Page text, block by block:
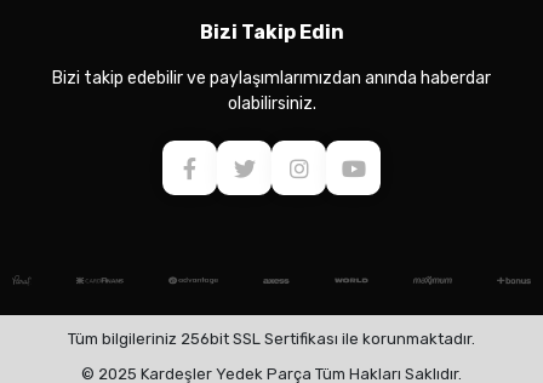
Bizi Takip Edin
Bizi takip edebilir ve paylaşımlarımızdan anında haberdar
olabilirsiniz.
Tüm bilgileriniz 256bit SSL Sertifikası ile korunmaktadır.
© 2025 Kardeşler Yedek Parça Tüm Hakları Saklıdır.